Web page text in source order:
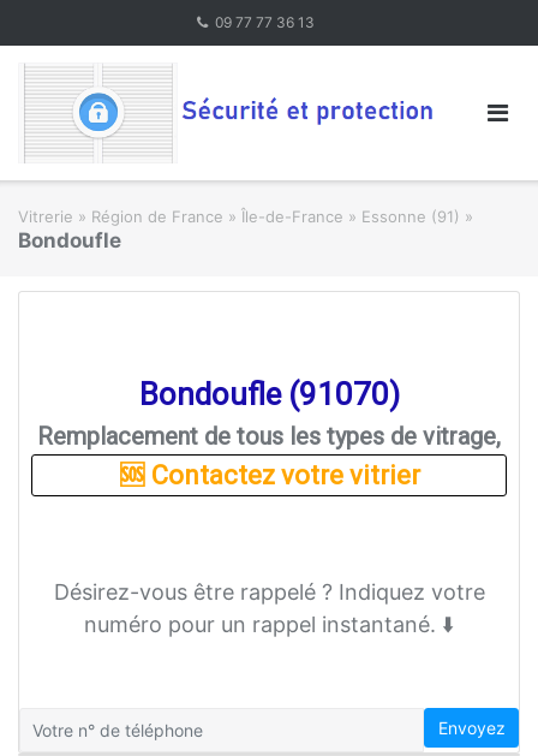
content
09 77 77 36 13
Vitrerie » Région de France » Île-de-France » Essonne (91) »
Bondoufle
Bondoufle (91070)
Remplacement de tous les types de vitrage,
🆘 Contactez votre vitrier
Désirez-vous être rappelé ? Indiquez votre
numéro pour un rappel instantané. ⬇️
Envoyez